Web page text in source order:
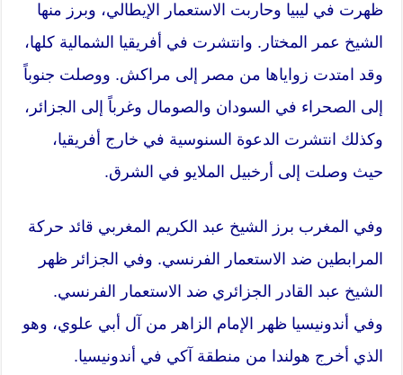
ظهرت في ليبيا وحاربت الاستعمار
الإيطالي، وبرز منها
الشيخ عمر المختار. وانتشرت في أفريقيا الشمالية كلها،
وقد امتدت زواياها من مصر إلى مراكش. ووصلت جنوباً
إلى الصحراء في السودان والصومال وغرباً إلى الجزائر،
وكذلك انتشرت الدعوة السنوسية في خارج أفريقيا،
حيث وصلت إلى أرخبيل الملايو في الشرق.
وفي المغرب برز الشيخ عبد الكريم المغربي قائد حركة
المرابطين ضد الاستعمار
الفرنسي. وفي الجزائر ظهر
الشيخ عبد القادر الجزائري ضد الاستعمار الفرنسي.
وفي أندونيسيا ظهر الإمام الزاهر من آل أبي علوي، وهو
الذي أخرج هولندا من منطقة آكي في أندونيسيا.